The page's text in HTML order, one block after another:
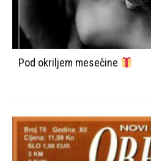
Pod okriljem mesečine